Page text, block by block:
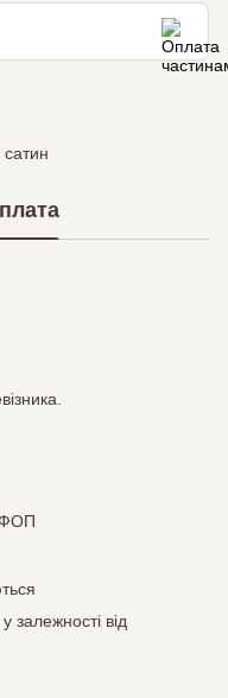
ФОП
залежності від